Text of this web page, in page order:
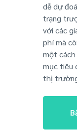
dễ dự
trạng
với các
phí mà
một
mục tiêu
thị